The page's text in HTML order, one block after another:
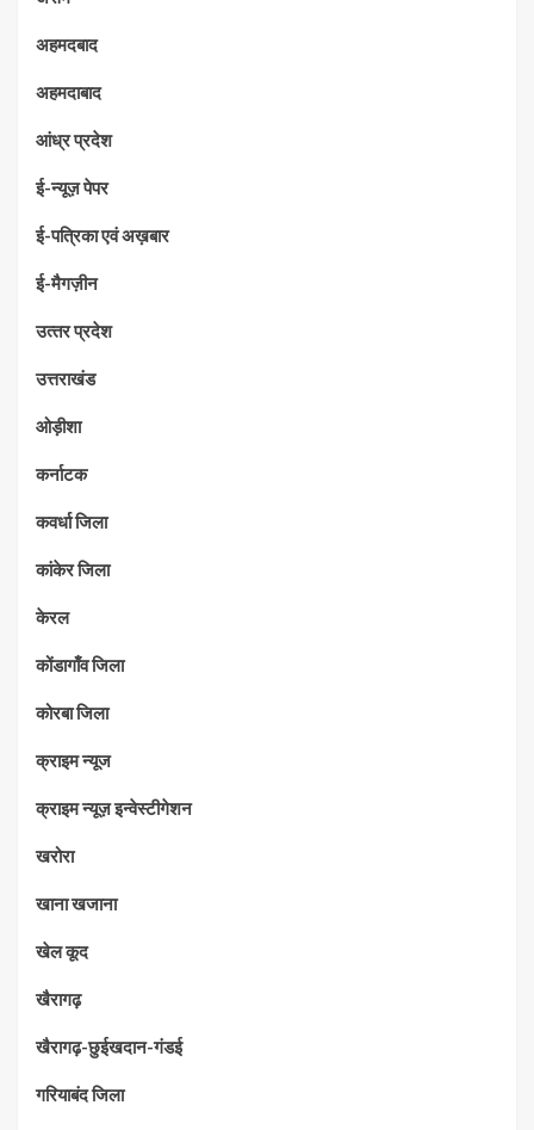
अहमदबाद
अहमदाबाद
आंध्र प्रदेश
ई-न्यूज़ पेपर
ई-पत्रिका एवं अख़बार
ई-मैगज़ीन
उत्‍तर प्रदेश
उत्तराखंड
ओड़ीशा
कर्नाटक
कवर्धा जिला
कांकेर जिला
केरल
कोंडागाँव जिला
कोरबा जिला
क्राइम न्यूज
क्राइम न्यूज़ इन्वेस्टीगेशन
खरोरा
खाना खजाना
खेल कूद
खैरागढ़
खैरागढ़-छुईखदान-गंडई
गरियाबंद जिला